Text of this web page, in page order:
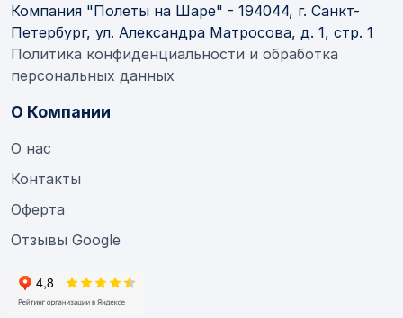
Компания "Полеты на Шаре" - 194044, г. Санкт-
Петербург, ул. Александра Матросова, д. 1, стр. 1
Политика конфиденциальности и обработка
персональных данных
О Компании
О нас
Контакты
Оферта
Отзывы Google